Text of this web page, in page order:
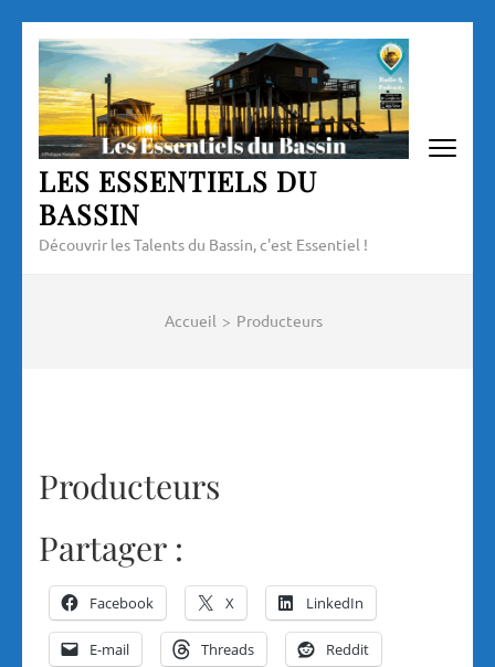
Aller
contenu
(Pressez
Entrée)
LES ESSENTIELS DU
BASSIN
Découvrir les Talents du Bassin, c'est Essentiel !
Accueil > Producteurs
Producteurs
Partager :
Facebook X LinkedIn
E-mail Threads Reddit